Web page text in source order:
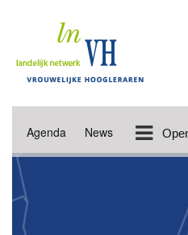
Agenda News